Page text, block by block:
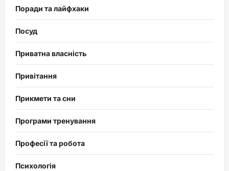
Поради та лайфхаки
Посуд
Приватна власність
Привітання
Прикмети та сни
Програми тренування
Професії та робота
Психологія